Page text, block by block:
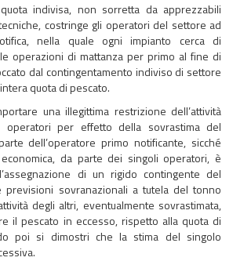
quota indivisa, non sorretta da apprezzabili
costringe gli operatori del settore ad
nella quale ogni impianto cerca di
operazioni di mattanza per primo al fine di
dal contingentamento indiviso di settore
quota di pescato.
una illegittima restrizione dell’attività
operatori per effetto della sovrastima del
dell’operatore primo notificante, sicché
economica, da parte dei singoli operatori, è
di un rigido contingente del
previsioni sovranazionali a tutela del tonno
degli altri, eventualmente sovrastimata,
il pescato in eccesso, rispetto alla quota di
poi si dimostri che la stima del singolo